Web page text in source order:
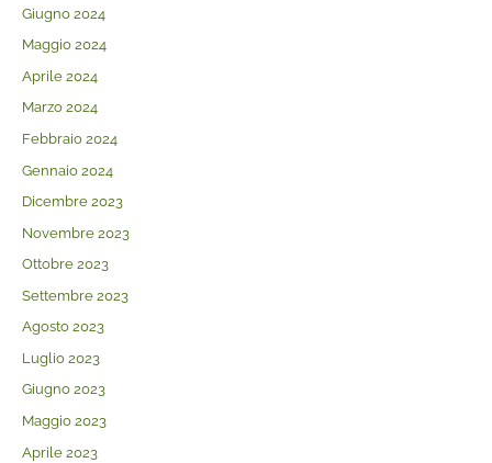
Giugno 2024
Maggio 2024
Aprile 2024
Marzo 2024
Febbraio 2024
Gennaio 2024
Dicembre 2023
Novembre 2023
Ottobre 2023
Settembre 2023
Agosto 2023
Luglio 2023
Giugno 2023
Maggio 2023
Aprile 2023